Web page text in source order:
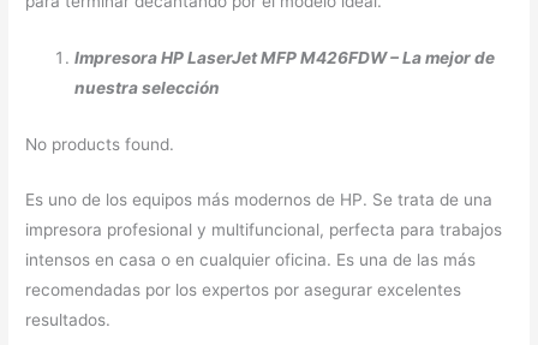
Impresora HP LaserJet MFP M426FDW – La mejor de
nuestra selección
No products found.
Es uno de los equipos más modernos de HP. Se trata de una
impresora profesional y multifuncional, perfecta para trabajos
intensos en casa o en cualquier oficina. Es una de las más
recomendadas por los expertos por asegurar excelentes
resultados.